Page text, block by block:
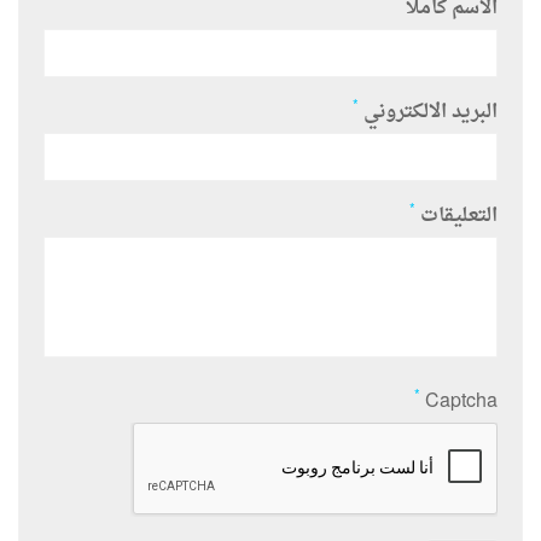
الاسم كاملا
البريد الالكتروني *
التعليقات *
Captcha
*